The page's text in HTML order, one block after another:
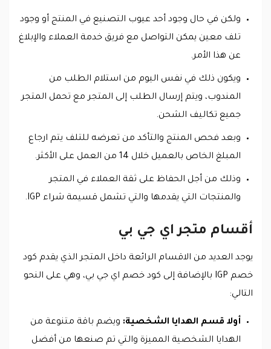
ولكن في حال وجود أحد عيوب التصنيع في المنتج أو وجود
تلف معين يمكن التواصل مع فريق خدمة العملاء والإبلاغ
عن هذا الأمر.
ويكون ذلك في نفس اليوم من استلام الطلب من
المندوب، ويتم إرسال الطلب إلى المتجر مع تحمل المتجر
جميع تكاليف الشحن.
وبعد فحص المنتج والتأكد من تعرضه للتلف يتم ارجاع
المبلغ الخاص بالعميل خلال 14 من العمل على الأكثر.
وذلك من أجل الحفاظ على ثقة العملاء في المتجر
والمنتجات التي يقدمها والتي تشمل قسيمة شراء IGP.
أقسام متجر اي جي بي
يوجد العديد من الاقسام الرائعة داخل المتجر الذي يقدم كود
خصم IGP بالإضافة إلى كود خصم اي جي بي، وهي على النحو
التالي:
أولا قسم الهدايا الشخصية: ويضم باقة متنوعة من
الهدايا الشخصية المميزة والتي تم صنعها من أفضل